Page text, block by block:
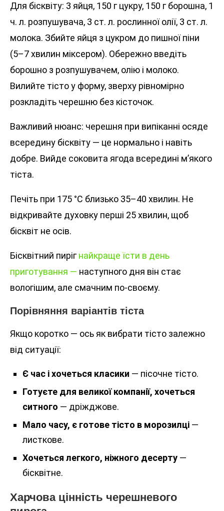
Для бісквіту: 3 яйця, 150 г цукру, 150 г борошна, 1
ч. л. розпушувача, 3 ст. л. рослинної олії, 3 ст. л.
молока. Збийте яйця з цукром до пишної піни
(5–7 хвилин міксером). Обережно введіть
борошно з розпушувачем, олію і молоко.
Вилийте тісто у форму, зверху рівномірно
розкладіть черешню без кісточок.
Важливий нюанс: черешня при випіканні осяде
всередину бісквіту — це нормально і навіть
добре. Вийде соковита ягода всередині м’якого
тіста.
Печіть при 175 °C близько 35–40 хвилин. Не
відкривайте духовку перші 25 хвилин, щоб
бісквіт не осів.
Бісквітний пиріг найкраще їсти в день
приготування — наступного дня він стає
вологішим, але смачним по-своєму.
Порівняння варіантів тіста
Якщо коротко — ось як вибрати тісто залежно
від ситуації:
Є час і хочеться класики — пісочне тісто.
Готуєте для великої компанії, хочеться
ситного — дріжджове.
Мало часу, є готове тісто в морозилці —
листкове.
Хочеться легкого, ніжного десерту —
бісквітне.
Харчова цінність черешневого